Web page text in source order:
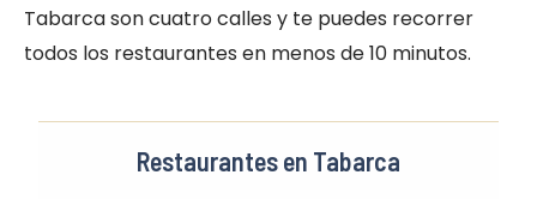
Tabarca son cuatro calles y te puedes recorrer
todos los restaurantes en menos de 10 minutos.
Restaurantes en Tabarca